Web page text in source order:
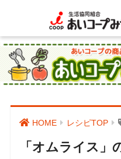
HOME レシピTOP
「オムライス」